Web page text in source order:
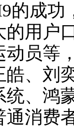
的成功
的用户
动员等
皓、刘
统、鸿
通消费